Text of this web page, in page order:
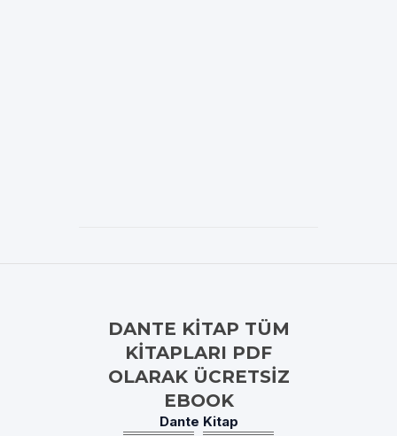
DANTE KITAP TÜM
KITAPLARI PDF
OLARAK ÜCRETSIZ
EBOOK
Dante Kitap